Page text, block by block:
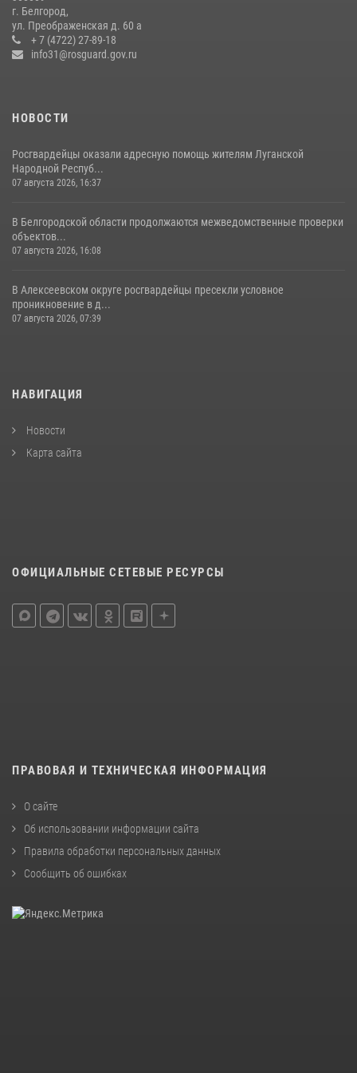
Белгородские росгвардейцы задержали рецидивиста за попытку
кражи из магазина
14 июля 2026, 07:13
г. Белгород,
ул. Преображенская д. 60 а
+ 7 (4722) 27-89-18
info31@rosguard.gov.ru
НОВОСТИ
Росгвардейцы оказали адресную помощь жителям Луганской
Народной Респуб...
07 августа 2026, 16:37
В Белгородской области продолжаются межведомственные проверки
объектов...
07 августа 2026, 16:08
В Алексеевском округе росгвардейцы пресекли условное
проникновение в д...
07 августа 2026, 07:39
НАВИГАЦИЯ
Новости
Карта сайта
ОФИЦИАЛЬНЫЕ СЕТЕВЫЕ РЕСУРСЫ
ПРАВОВАЯ И ТЕХНИЧЕСКАЯ ИНФОРМАЦИЯ
О сайте
Об использовании информации сайта
Правила обработки персональных данных
Сообщить об ошибках